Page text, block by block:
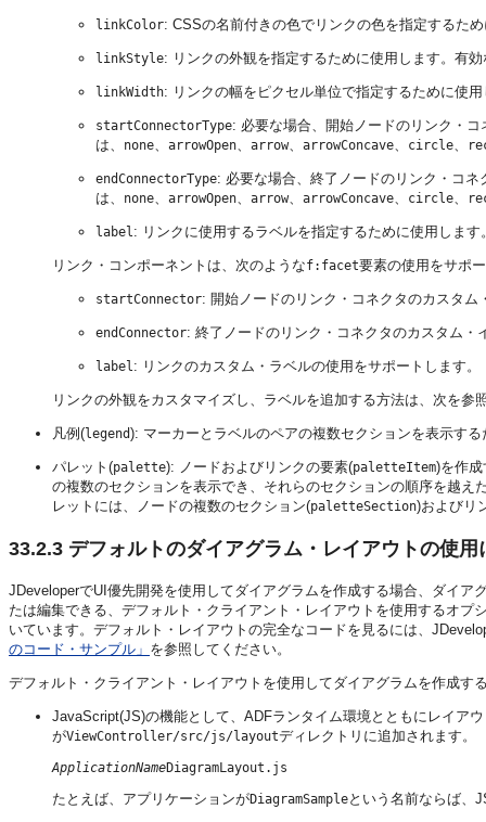
linkColor: CSSの名前付きの色でリンクの色を指定するた
linkStyle: リンクの外観を指定するために使用します。有
linkWidth: リンクの幅をピクセル単位で指定するために使
startConnectorType: 必要な場合、開始ノードのリンク・
は、
none arrowOpen arrow、 arrowConcave circle
endConnectorType: 必要な場合、終了ノードのリンク・コ
は、
none arrowOpen arrow、 arrowConcave circle
label : リンクに使用するラベルを指定するために使用します
リンク・コンポーネントは、次のようなf:facet要素の使用をサポ
startConnector: 開始ノードのリンク・コネクタのカスタ
endConnector: 終了ノードのリンク・コネクタのカスタム・
label : リンクのカスタム・ラベルの使用をサポートします。
リンクの外観をカスタマイズし、ラベルを追加する方法は、次を参
凡例(legend): マーカーとラベルのペアの複数セクションを表示す
パレット(palette): ノードおよびリンクの要素(paletteItem)を作
の複数のセクションを表示でき、それらのセクションの順序を越
レットには、ノードの複数のセクション(paletteSection)およびリ
33.2.3 デフォルトのダイアグラム・レイアウトの使用
JDeveloperでUI優先開発を使用してダイアグラムを作成する場合、ダイ
たは編集できる、デフォルト・クライアント・レイアウトを使用するオ
いています。デフォルト・レイアウトの完全なコードを見るには、
のコード・サンプル」 を参照してください。
デフォルト・クライアント・レイアウトを使用してダイアグラムを作成す
JavaScript(JS)の機能として、ADFランタイム環境とともにレイア
がViewController/src/js/layoutディレクトリに追加されます。
ApplicationName
たとえば、アプリケーションがDiagramSampleという名前ならば、